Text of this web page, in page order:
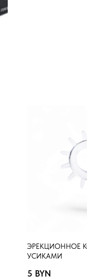
ЭРЕКЦИОННОЕ
УСИКАМИ
5 BYN